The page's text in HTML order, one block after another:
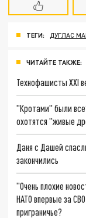
ТЕГИ: ДУГЛАС
ЧИТАЙТЕ ТАКЖЕ:
Технофашисты XXI
"Кротами" были
охотятся "живые
Даня с Дашей
закончились
"Очень плохие
НАТО впервые за
приграничье?